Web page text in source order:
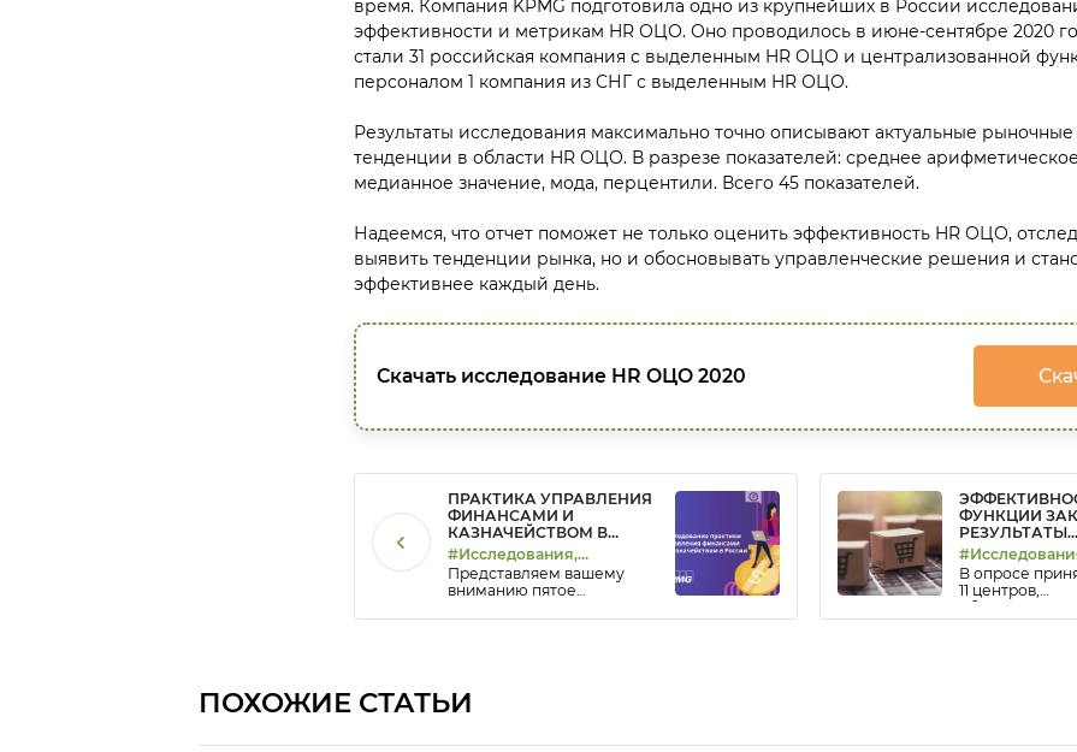
время. Компания KPMG подготовила одно из крупнейших в России
эффективности и метрикам HR ОЦО. Оно проводилось в июне-сентябре 2020
стали 31 российская компания с выделенным HR ОЦО и централизованной
персоналом 1 компания из СНГ с выделенным HR ОЦО.
Результаты исследования максимально точно описывают актуальные
тенденции в области HR ОЦО. В разрезе показателей: среднее
медианное значение, мода, перцентили. Всего 45 показателей.
Надеемся, что отчет поможет не только оценить эффективность HR ОЦО,
выявить тенденции рынка, но и обосновывать управленческие решения и
эффективнее каждый день.
Скачать исследование HR ОЦО 2020
ПРАКТИКА УПРАВЛЕНИЯ
ФИНАНСАМИ И
КАЗНАЧЕЙСТВОМ В
РОССИИ
#Исследования,
#Финансы
Представляем вашему
вниманию пятое
управления финансами и
изменения, которые
произошли с
последние десять лет, и
ФУНКЦИИ
РЕЗУЛЬТАТЫ
#Создание
В опросе
11 центров,
обслуживающих
отраслевых
ПОХОЖИЕ СТАТЬИ